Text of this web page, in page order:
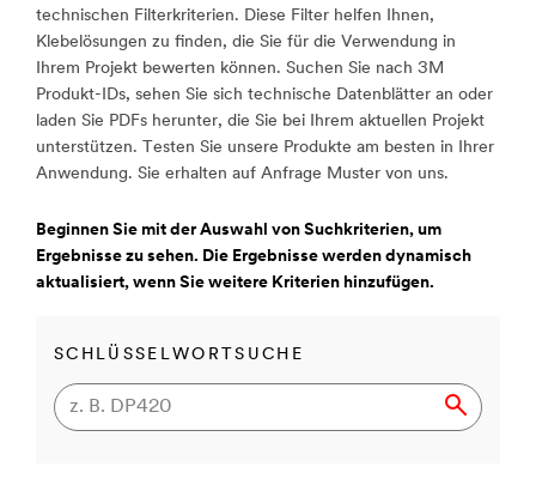
technischen Filterkriterien. Diese Filter helfen Ihnen,
Klebelösungen zu finden, die Sie für die Verwendung in
Ihrem Projekt bewerten können. Suchen Sie nach 3M
Produkt-IDs, sehen Sie sich technische Datenblätter an oder
laden Sie PDFs herunter, die Sie bei Ihrem aktuellen Projekt
unterstützen. Testen Sie unsere Produkte am besten in Ihrer
Anwendung. Sie erhalten auf Anfrage Muster von uns.
Beginnen Sie mit der Auswahl von Suchkriterien, um
Ergebnisse zu sehen. Die Ergebnisse werden dynamisch
aktualisiert, wenn Sie weitere Kriterien hinzufügen.
SCHLÜSSELWORTSUCHE